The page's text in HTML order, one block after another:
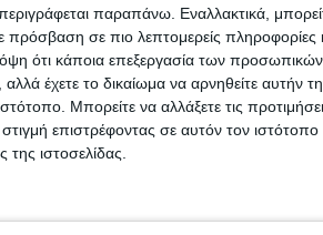
παραπάνω. Εναλλακτικά,
πρόσβαση σε πιο λεπτομερείς πληροφορίες
ότι κάποια επεξεργασία των
έχετε το δικαίωμα να αρνηθείτε αυτήν
Μπορείτε να αλλάξετε τις
επιστρέφοντας σε αυτόν τον ιστότοπο
ιστοσελίδας.